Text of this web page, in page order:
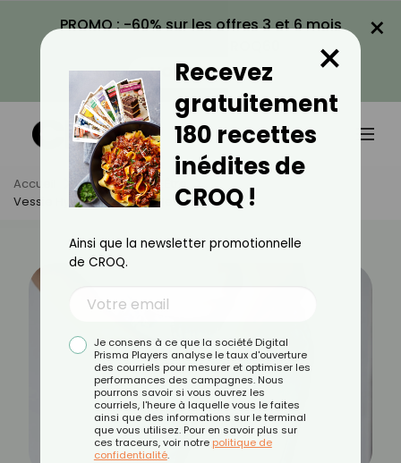
PROMO : -60% sur les offres 3 et 6 mois
VOIR LA PROMO
×
Accueil Actus
Bien-Être
Vessie Hyperactive : Quelles Solutions ?
Recevez
gratuitement
180 recettes
inédites de
CROQ !
×
Ainsi que la newsletter promotionnelle
de CROQ.
Je consens à ce que la société Digital
Prisma Players analyse le taux d'ouverture
des courriels pour mesurer et optimiser les
performances des campagnes. Nous
pourrons savoir si vous ouvrez les
courriels, l'heure à laquelle vous le faites
ainsi que des informations sur le terminal
que vous utilisez. Pour en savoir plus sur
ces traceurs, voir notre politique de
confidentialité.